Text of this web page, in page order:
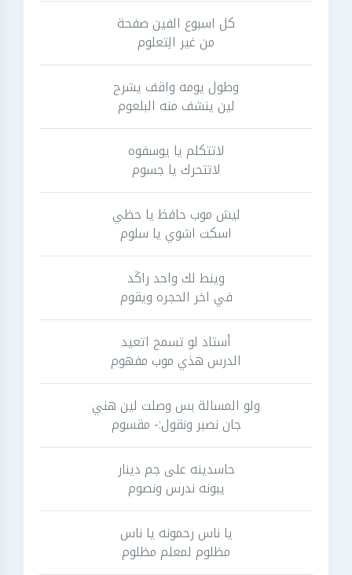
كل اسبوع الفين صفحة
من غير الِتعلوم
وطول يومه واقف يشرح
لين ينشف منه البلعوم
لاتتكلم يا يوسفوه
لاتتحرك يا جسوم
ليش موب حافظ يا حظي
اسكت اشوي يا سلوم
وينط لك واحد راكَد
في اخر الحجره ويقوم
أستاد لو تسمح اتعيد
الدرس هذي موب مفهوم
ولو المسالة بس وصلت لين هني
جان نصبر ونقول:- مقسوم
حاسدينه على جم دينار
يبونه ندرس ونصوم
يا ناس رحمونه يا ناس
مظلوم لمعلم مظلوم